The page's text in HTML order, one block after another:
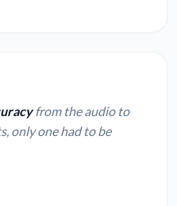
from the audio to
only one had to be